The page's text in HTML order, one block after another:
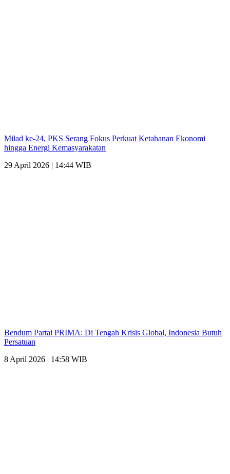
Milad ke-24, PKS Serang Fokus Perkuat Ketahanan Ekonomi
hingga Energi Kemasyarakatan
29 April 2026 | 14:44 WIB
Bendum Partai PRIMA: Di Tengah Krisis Global, Indonesia Butuh
Persatuan
8 April 2026 | 14:58 WIB